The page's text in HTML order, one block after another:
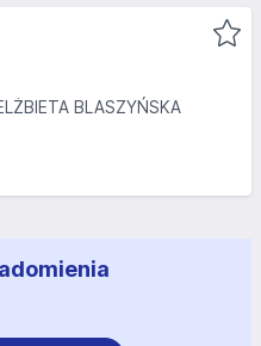
BLASZYŃSKA